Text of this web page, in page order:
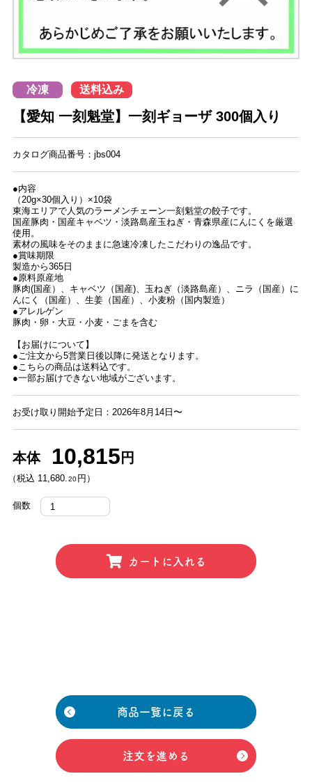
冷凍 送料込み
【愛知 一刻魁堂】一刻ギョーザ 300個入り
カタログ商品番号：jbs004
●内容
（20g×30個入り）×10袋
東海エリアで人気のラーメンチェーン一刻魁堂の餃子です。
国産豚肉・国産キャベツ・淡路島産玉ねぎ・青森県産にんにくを厳選
使用。
素材の風味をそのままに急速冷凍したこだわりの逸品です。
●賞味期限
製造から365日
●原料原産地
豚肉(国産）、キャベツ（国産)、玉ねぎ（淡路島産）、ニラ（国産）に
んにく（国産）、生姜（国産）、小麦粉（国内製造）
●アレルゲン
豚肉・卵・大豆・小麦・ごまを含む
【お届けについて】
●ご注文から5営業日後以降に発送となります。
●こちらの商品は送料込です。
●一部お届けできない地域がございます。
お受け取り開始予定日：2026年8月14日〜
本体 10,815 円
（税込 11,680. 20 円）
個数
カートに入れる
商品一覧に戻る
注文を進める